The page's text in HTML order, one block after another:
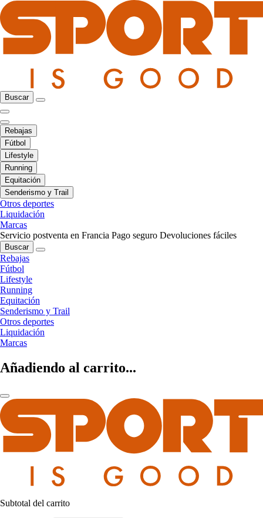
Buscar
Rebajas
Fútbol
Lifestyle
Running
Equitación
Senderismo y Trail
Otros deportes
Liquidación
Marcas
Servicio postventa en Francia Pago seguro Devoluciones fáciles
Buscar
Rebajas
Fútbol
Lifestyle
Running
Equitación
Senderismo y Trail
Otros deportes
Liquidación
Marcas
Añadiendo al carrito...
Subtotal del carrito